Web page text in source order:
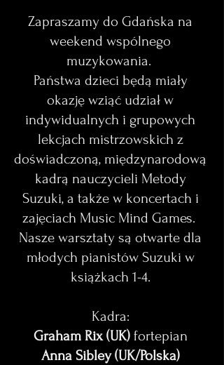
Zapraszamy do Gdańska na
weekend wspólnego
muzykowania.
Państwa dzieci będą miały
okazję wziąć udział w
indywidualnych i grupowych
lekcjach mistrzowskich z
doświadczoną, międzynarodową
kadrą nauczycieli Metody
Suzuki, a także w koncertach i
zajęciach Music Mind Games.
Nasze warsztaty są otwarte dla
młodych pianistów Suzuki w
książkach 1-4.
Kadra:
Graham Rix (UK)fortepian
Anna Sibley (UK/Polska)